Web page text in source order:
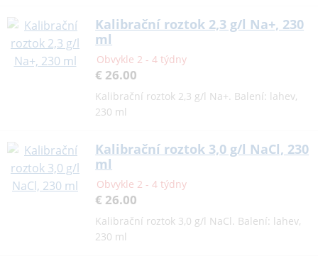
Kalibrační roztok 2,3 g/l Na+, 230
ml
Obvykle 2 - 4 týdny
€ 26.00
Kalibrační roztok 2,3 g/l Na+. Balení: lahev,
230 ml
Kalibrační roztok 3,0 g/l NaCl, 230
ml
Obvykle 2 - 4 týdny
€ 26.00
Kalibrační roztok 3,0 g/l NaCl. Balení: lahev,
230 ml